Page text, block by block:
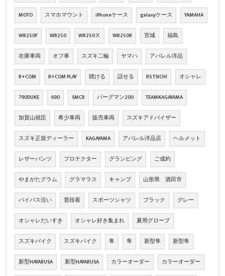
MOTO スマホマウント iPhoneケース galaxyケース YAMAHA
WR250F WR250 WR250Ⅹ WR250R 宮城 福島
在庫車両 オフ車 スズキ二輪 ヤマハ アパレル洋品
B+COM B+COM PLAY 聴ける 話せる RS TSICHI オシャレ
790DUKE 690 SMCR バーグマン200 TEAMKAGAYAMA
加賀山就臣 希少車両 販売車両 スズキアドバイザー
スズキ正規ディーラー KAGAYAMA アパレル洋品店 ヘルメット
レザーパンツ プロテクター グランピング ご成約
やまがたグラム グラマラス キャンプ 山形県 酒田市
バイパス沿い 普段着 スポーツシャツ ブラック グレー
オシャレだいすき オシャレ好き集まれ 夏用グローブ
スズキバイク スズキバイク 隼 隼 新型隼 新型隼
新型HAYABUSA 新型HAYABUSA カラーオーダー カラーオーダー